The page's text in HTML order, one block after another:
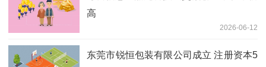
高
2026-06-12
东莞市锐恒包装有限公司成立 注册资本5